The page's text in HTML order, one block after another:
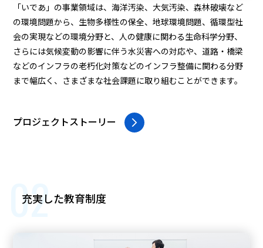
「いであ」の事業領域は、海洋汚染、大気汚染、森林破壊など
の環境問題から、生物多様性の保全、地球環境問題、循環型社
会の実現などの環境分野と、人の健康に関わる生命科学分野、
さらには気候変動の影響に伴う水災害への対応や、道路・橋梁
などのインフラの老朽化対策などのインフラ整備に関わる分野
まで幅広く、さまざまな社会課題に取り組むことができます。
プロジェクトストーリー
02
充実した教育制度